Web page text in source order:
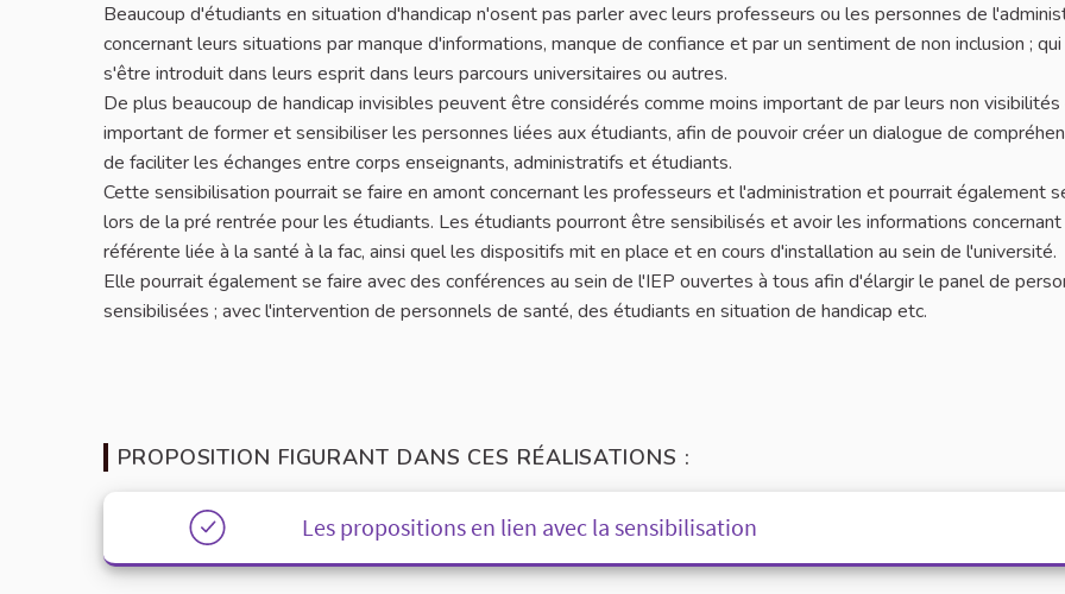
Beaucoup d'étudiants en situation d'handicap n'osent pas parler avec leurs professeurs ou les personnes de
concernant leurs situations par manque d'informations, manque de confiance et par un sentiment de non inclusion ;
s'être introduit dans leurs esprit dans leurs parcours universitaires ou autres.
De plus beaucoup de handicap invisibles peuvent être considérés comme moins important de par leurs non
important de former et sensibiliser les personnes liées aux étudiants, afin de pouvoir créer un dialogue de
de faciliter les échanges entre corps enseignants, administratifs et étudiants.
Cette sensibilisation pourrait se faire en amont concernant les professeurs et l'administration et pourrait également
lors de la pré rentrée pour les étudiants. Les étudiants pourront être sensibilisés et avoir les informations concernant
référente liée à la santé à la fac, ainsi quel les dispositifs mit en place et en cours d'installation au sein de l'université.
Elle pourrait également se faire avec des conférences au sein de l'IEP ouvertes à tous afin d'élargir le panel de
sensibilisées ; avec l'intervention de personnels de santé, des étudiants en situation de handicap etc.
PROPOSITION FIGURANT DANS CES RÉALISATIONS :
Les propositions en lien avec la sensibilisation